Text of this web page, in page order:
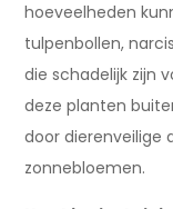
hoeveelheden
tulpenbollen,
die schadelijk zijn
deze planten
door dierenveilige
zonnebloemen.